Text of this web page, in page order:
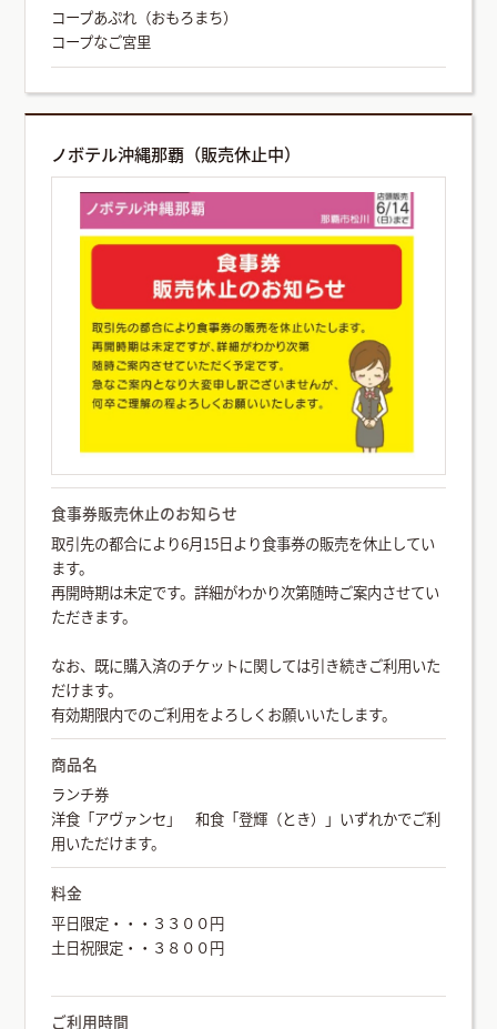
コープあぷれ（おもろまち）
コープなご宮里
ノボテル沖縄那覇（販売休止中）
食事券販売休止のお知らせ
取引先の都合により6月15日より食事券の販売を休止してい
ます。
再開時期は未定です。詳細がわかり次第随時ご案内させてい
ただきます。
なお、既に購入済のチケットに関しては引き続きご利用いた
だけます。
有効期限内でのご利用をよろしくお願いいたします。
商品名
ランチ券
洋食「アヴァンセ」 和食「登輝（とき）」いずれかでご利
用いただけます。
料金
平日限定・・・３３００円
土日祝限定・・３８００円
ご利用時間